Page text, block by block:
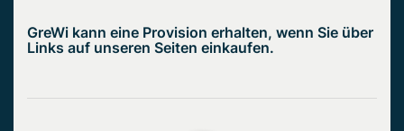
GreWi kann eine Provision erhalten, wenn Sie über
Links auf unseren Seiten einkaufen.